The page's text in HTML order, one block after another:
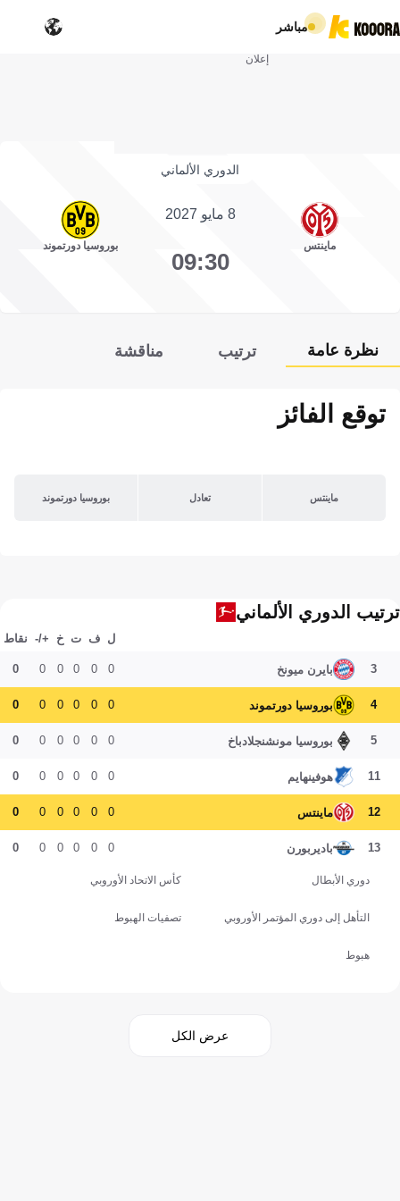
مباشر
إعلان
الدوري الألماني
ماينتس
8 مايو 2027
09:30
بوروسيا دورتموند
نظرة عامة ترتيب مناقشة
توقع الفائز
ماينتس تعادل بوروسيا دورتموند
ترتيب الدوري الألماني
ل ف ت خ +/- نقاط
3 بايرن ميونخ 0
0
0
0
0
0
4 بوروسيا دورتموند 0
0
0
0
0
0
5 بوروسيا مونشنجلادباخ 0
0
0
0
0
0
11 هوفينهايم 0
0
0
0
0
0
12 ماينتس 0
0
0
0
0
0
13 باديربورن 0
0
0
0
0
0
دوري الأبطال كأس الاتحاد الأوروبي
التأهل إلى دوري المؤتمر الأوروبي تصفيات الهبوط
هبوط
عرض الكل